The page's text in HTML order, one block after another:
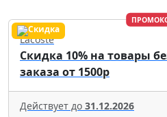
Lacoste
Скидка 10% на товары
заказа от 1500р
Действует до 31.12.2026